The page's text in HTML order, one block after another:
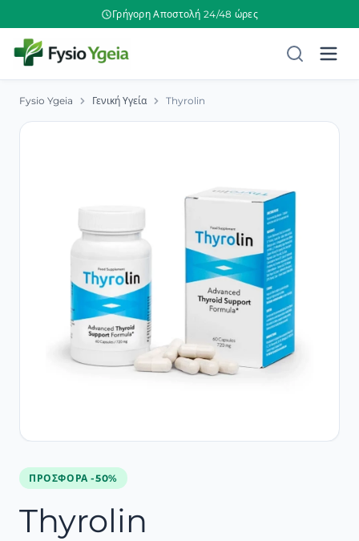
Γρήγορη Αποστολή 24/48 ώρες
Fysio Ygeia Γενική Υγεία Thyrolin
ΠΡΟΣΦΟΡΆ -50%
Thyrolin